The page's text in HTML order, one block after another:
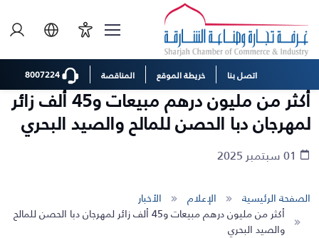
اتصل بنا خريطة الموقع المناقصة
أكثر من مليون درهم مبيعات و45 ألف زائر
لمهرجان دبا الحصن للمالح والصيد البحري
الصفحة الرئيسية الإعلام
الأخبار
أكثر من مليون درهم مبيعات و45 ألف زائر لمهرجان دبا الحصن للمالح
والصيد البحري